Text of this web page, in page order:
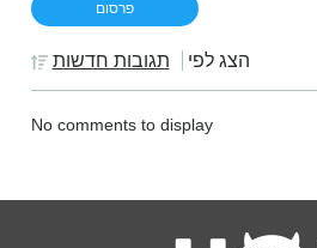
הצג לפי תגובות חדשות
No comments to display